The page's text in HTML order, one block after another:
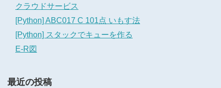
クラウドサービス
[Python] ABC017 C 101点 いもす法
[Python] スタックでキューを作る
E-R図
最近の投稿